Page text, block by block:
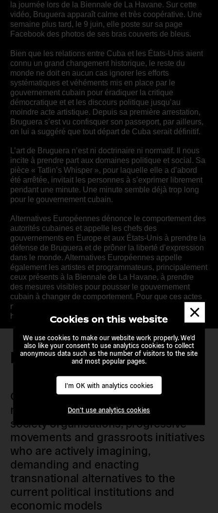
Cookies on this website
We use cookies to make our website work properly. We'd
also like your consent to use analytics cookies to collect
anonymous data such as the number of visitors to the site
and most popular pages.
I'm OK with analytics cookies
Don't use analytics cookies
la journée lors de la Biennale de La Havane. Sur cette
vidéo, Bruguera apparaît calme et très coopérative. Une
semaine plus tard, le 9 juin, elle poste sur sa page
Facebook des photos de ses bras couverts de bleus.
Bien que les relations entre Cuba et les États-Unis aient
connu un grand changement historique, le reste du
monde ne doit en aucun cas ignorer les efforts
systématiques et véhéments mis en place par le
gouvernement cubain pour éradiquer la critique
démocratique et et les discours politique jusqu’au
moindre acte artistique. Depuis sa première arrestation,
Bruguera s’est vu confisquer son passeport, par ailleurs,
on lui a suggéré que tout départ de Cuba serait définitif.
L’art de Bruguera n’est ni doctrinaire ni normatif. Il nous
incite à prendre part aux domaines politique et social. Sa
pièce « Tatlin’s Whisper », pour laquelle elle a d’abord
été arrêtée, invitait les personnes à s’exprimer librement
pendant une minute. Une minute semble déjà trop long
pour le gouvernement cubain.
Alternatives Européennes dénonce le comportement des
autorités cubaines et appelle les chefs des
gouvernements en Europe et aux États-Unis à prendre la
défense de Bruguera et de prôner la liberté d’expression
dans le monde. Alternatives Européennes appelle
également les artistes et programmateurs, principalement
ceux présents à la Biennale de La Havane, à prendre
des mesures visibles pour pousser le gouvernement
cubain à changer de comportement. Pour que ces actes
ne restent pas impunis, aidez-nous en partageant cette
histoire au maximum.
Keep in touch
Our members are citizens, activists,
researchers, artists, organisers, civil
society organisations, progressive
movements and grassroots initiatives
who are actively imagining,
demanding and enacting
transnational alternatives to the
current political institutions and
economic models